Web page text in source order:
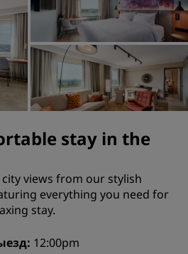
stay in the
views from our stylish
everything you need for
stay.
12:00pm